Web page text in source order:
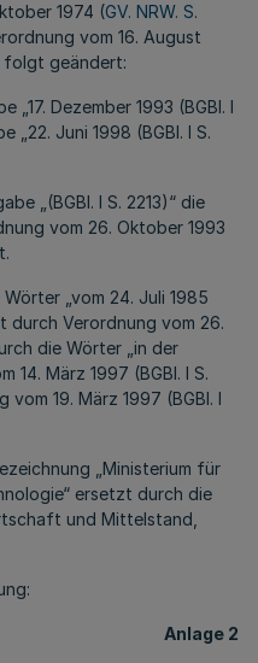
1974 (GV. NRW. S.
vom 16. August
folgt geändert:
„17. Dezember 1993 (BGBl. I
„22. Juni 1998 (BGBl. I S.
„(BGBl. I S. 2213)“ die
vom 26. Oktober 1993
Wörter „vom 24. Juli 1985
durch Verordnung vom 26.
die Wörter „in der
14. März 1997 (BGBl. I S.
19. März 1997 (BGBl. I
„Ministerium für
ersetzt durch die
und Mittelstand,
Anlage 2